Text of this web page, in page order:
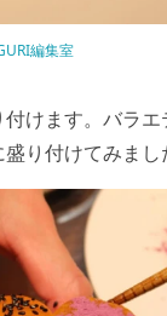
編集室
けます。バラエ
り付けてみまし